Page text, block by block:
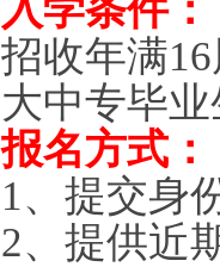
入学条件：
招收年满
大中专毕
报名方式：
1、提交身
2、提供近